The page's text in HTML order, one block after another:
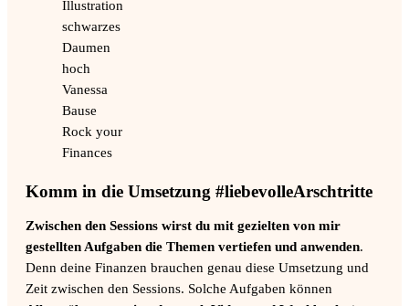
Komm in die Umsetzung #liebevolleArschtritte
Zwischen den Sessions wirst du mit gezielten von mir
gestellten Aufgaben die Themen vertiefen und anwenden.
Denn deine Finanzen brauchen genau diese Umsetzung und
Zeit zwischen den Sessions. Solche Aufgaben können